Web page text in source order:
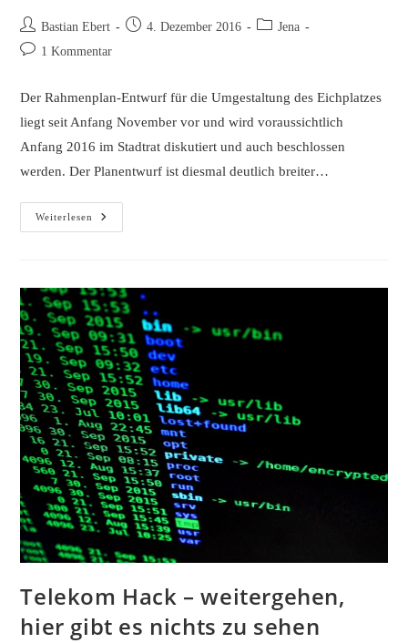
Beitrags-
Autor:
Bastian Ebert
Beitrag4. Dezember 2016
Beitrags-
Jena
Beitrags-1 Kommentar
Der Rahmenplan-Entwurf für die Umgestaltung des Eichplatzes
liegt seit Anfang November vor und wird voraussichtlich
Anfang 2016 im Stadtrat diskutiert und auch beschlossen
werden. Der Planentwurf ist diesmal deutlich breiter…
Weiterlesen
Eichplatz
Jena
Die
Restlichen
Jenaer?
Telekom Hack – weitergehen,
hier gibt es nichts zu sehen